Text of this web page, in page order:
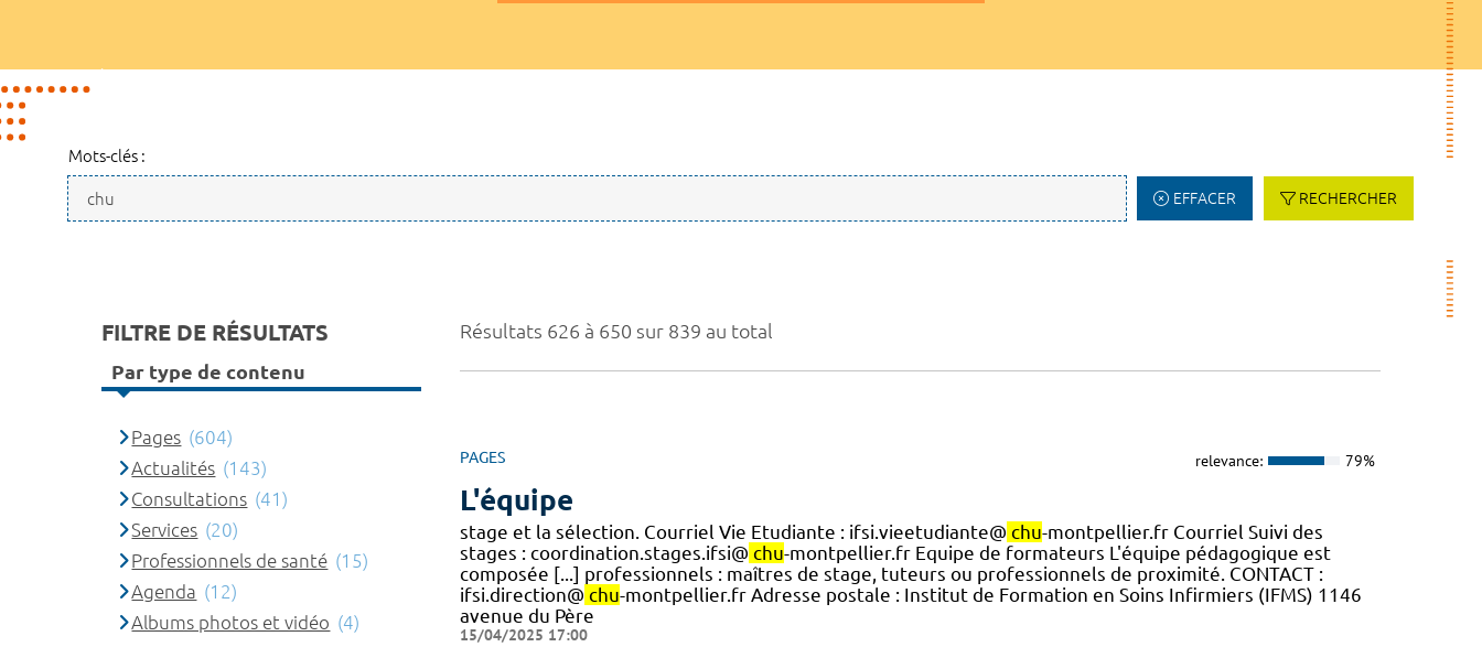
Mots-clés :
EFFACER RECHERCHER
Résultats 626 à 650 sur 839 au total
PAGES relevance: 79%
L'équipe
stage et la sélection. Courriel Vie Etudiante : ifsi.vieetudiante@ chu-montpellier.fr Courriel Suivi des
stages : coordination.stages.ifsi@ chu-montpellier.fr Equipe de formateurs L'équipe pédagogique est
composée [...] professionnels : maîtres de stage, tuteurs ou professionnels de proximité. CONTACT :
ifsi.direction@ chu-montpellier.fr Adresse postale : Institut de Formation en Soins Infirmiers (IFMS) 1146
avenue du Père
15/04/2025 17:00
FILTRE DE RÉSULTATS
Par type de contenu
Pages (604)
Actualités (143)
Consultations (41)
Services (20)
Professionnels de santé (15)
Agenda (12)
Albums photos et vidéo (4)